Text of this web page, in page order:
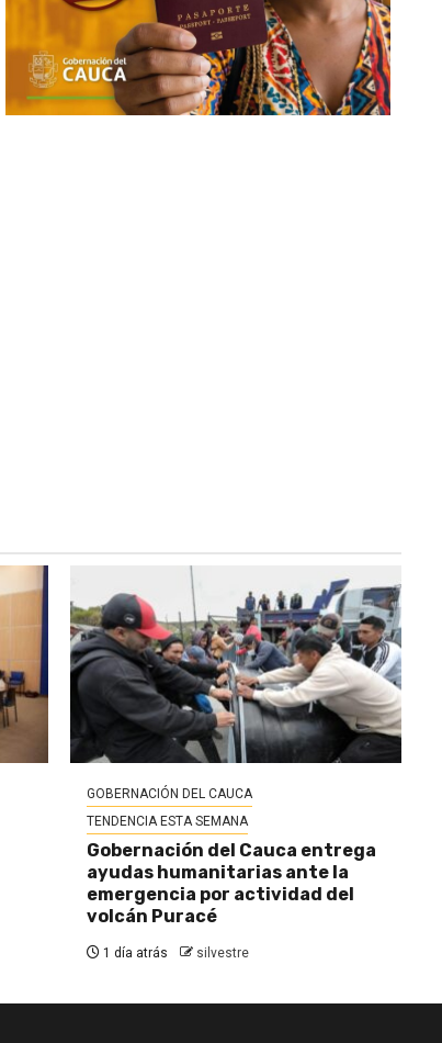
GOBERNACIÓN DEL CAUCA
TENDENCIA ESTA SEMANA
Gobernación del Cauca entrega
ayudas humanitarias ante la
emergencia por actividad del
volcán Puracé
1 día atrás silvestre